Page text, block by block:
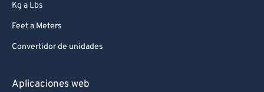
Kg a Lbs
Feet a Meters
Convertidor de unidades
Aplicaciones web